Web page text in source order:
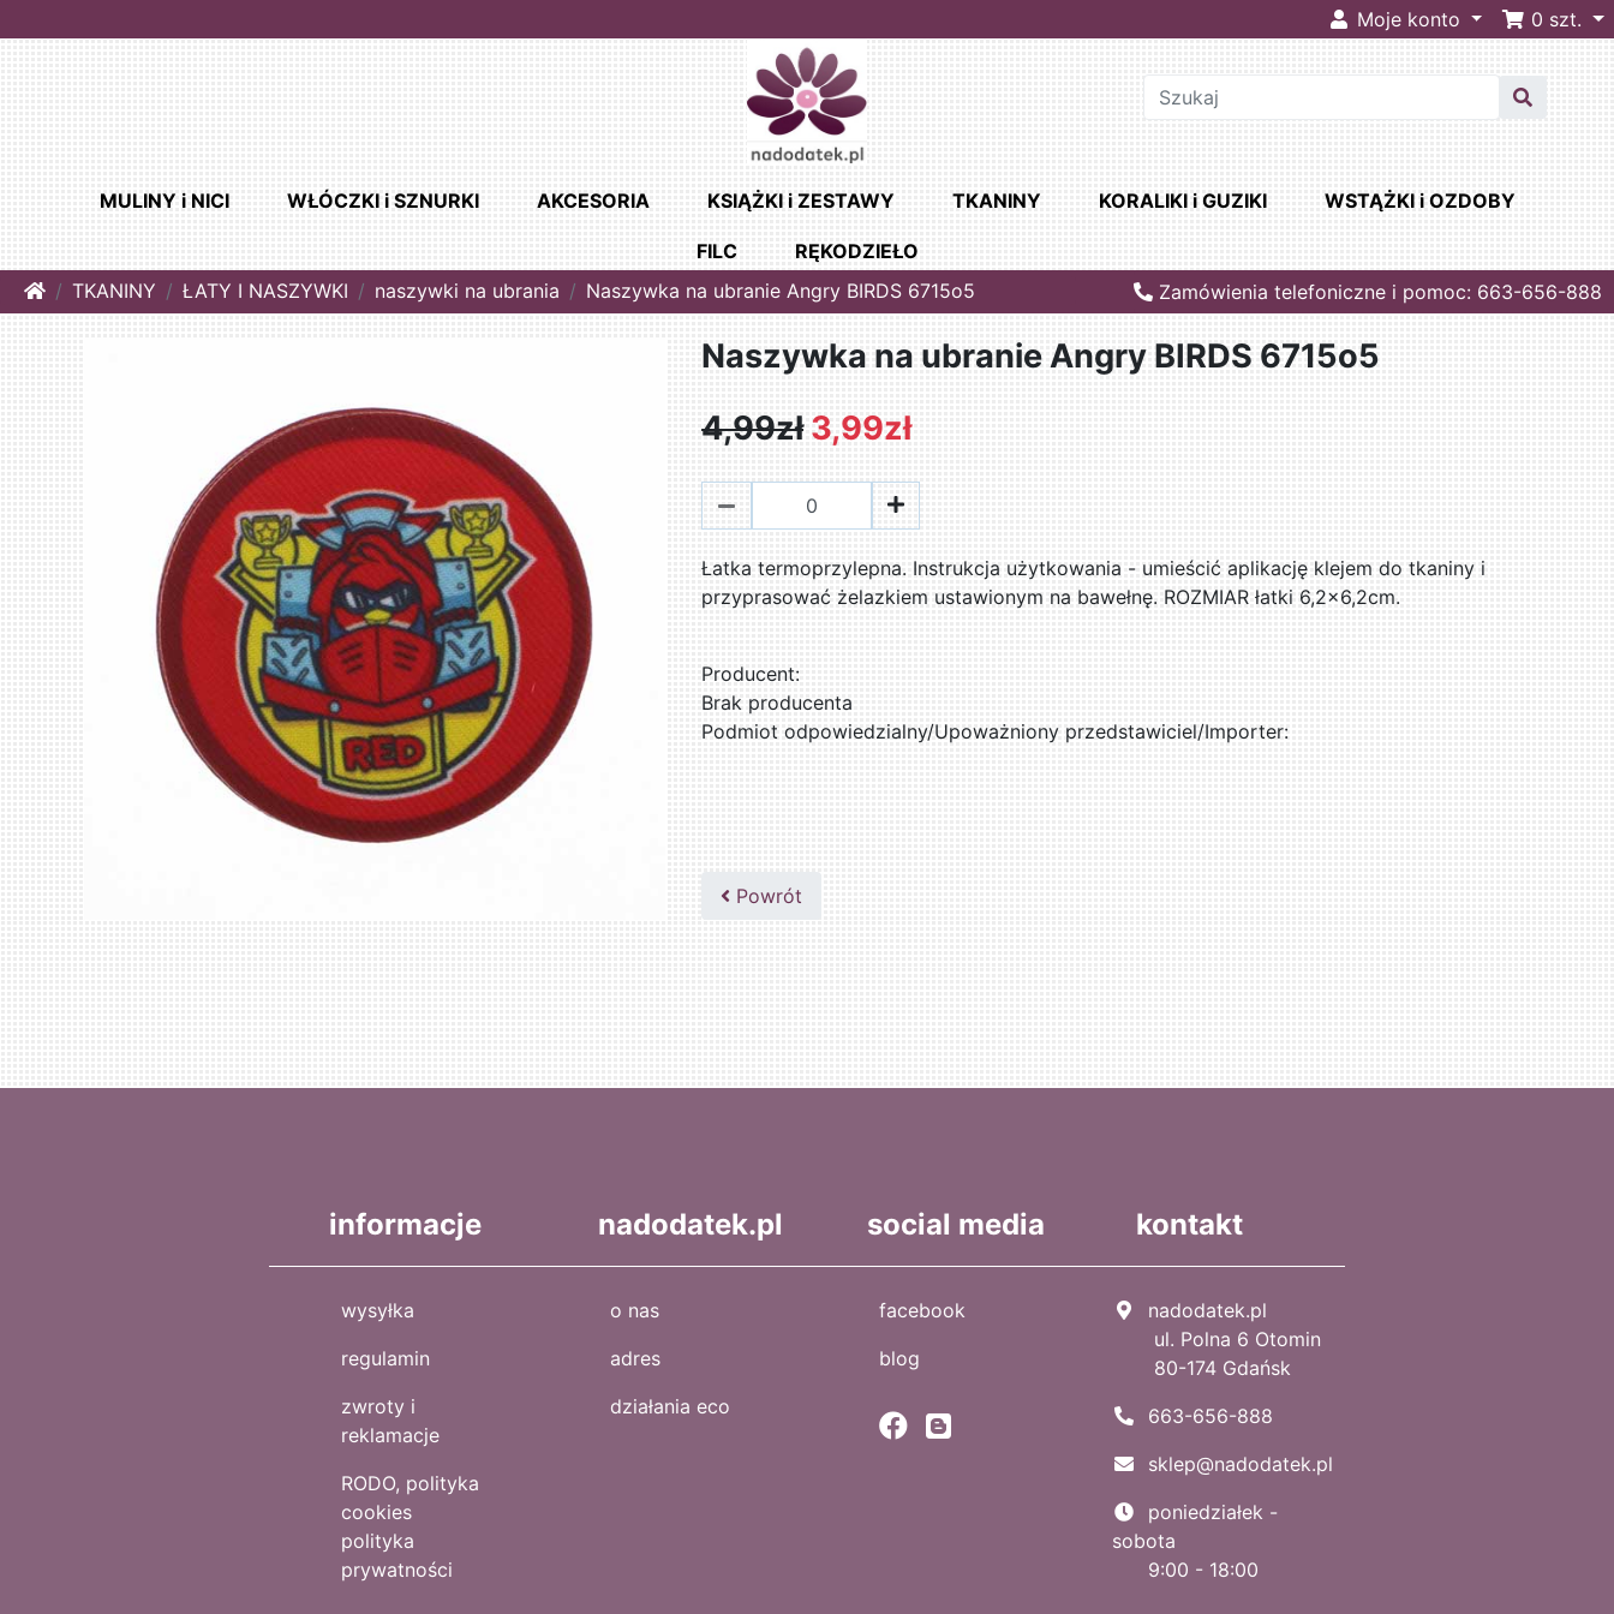
Moje konto 0 szt.
MULINY i NICI WŁÓCZKI i SZNURKI AKCESORIA KSIĄŻKI i ZESTAWY TKANINY KORALIKI i GUZIKI WSTĄŻKI i OZDOBY
FILC
RĘKODZIEŁO
HomeTKANINY ŁATY I NASZYWKI naszywki na ubrania Naszywka na ubranie Angry BIRDS 6715o5 Zamówienia telefoniczne i pomoc: 663-656-888
Naszywka na ubranie Angry BIRDS 6715o5
4,99zł 3,99zł
Łatka termoprzylepna. Instrukcja użytkowania - umieścić aplikację klejem do tkaniny i
przyprasować żelazkiem ustawionym na bawełnę. ROZMIAR łatki 6,2x6,2cm.
Producent:
Brak producenta
Podmiot odpowiedzialny/Upoważniony przedstawiciel/Importer:
Powrót
informacje
wysyłka
regulamin
zwroty i
reklamacje
RODO, polityka
cookies
polityka
prywatności
nadodatek.pl
o nas
adres
działania eco
social media
facebook
blog
kontakt
nadodatek.pl
ul. Polna 6 Otomin
80-174 Gdańsk
663-656-888
sklep@nadodatek.pl
poniedziałek -
sobota
9:00 - 18:00